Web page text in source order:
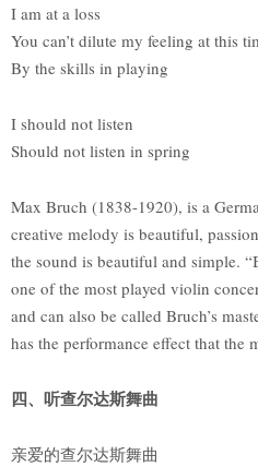
I am at a loss
You can’t dilute my feeling at this
By the skills in playing
I should not listen
Should not listen in spring
Max Bruch (1838-1920), is a
creative melody is beautiful,
the sound is beautiful and simple.
one of the most played violin
and can also be called Bruch’s
has the performance effect that the
四、听查尔达斯舞曲
亲爱的查尔达斯舞曲